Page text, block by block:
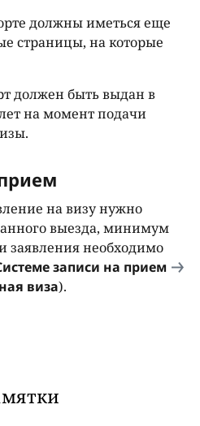
должны иметься еще
страницы, на которые
должен быть выдан в
на момент подачи
на визу нужно
выезда, минимум
заявления необходимо
записи на прием
виза).